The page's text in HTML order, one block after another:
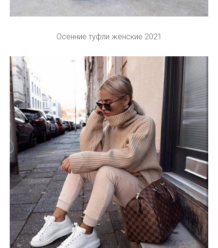
Осенние туфли женские 2021